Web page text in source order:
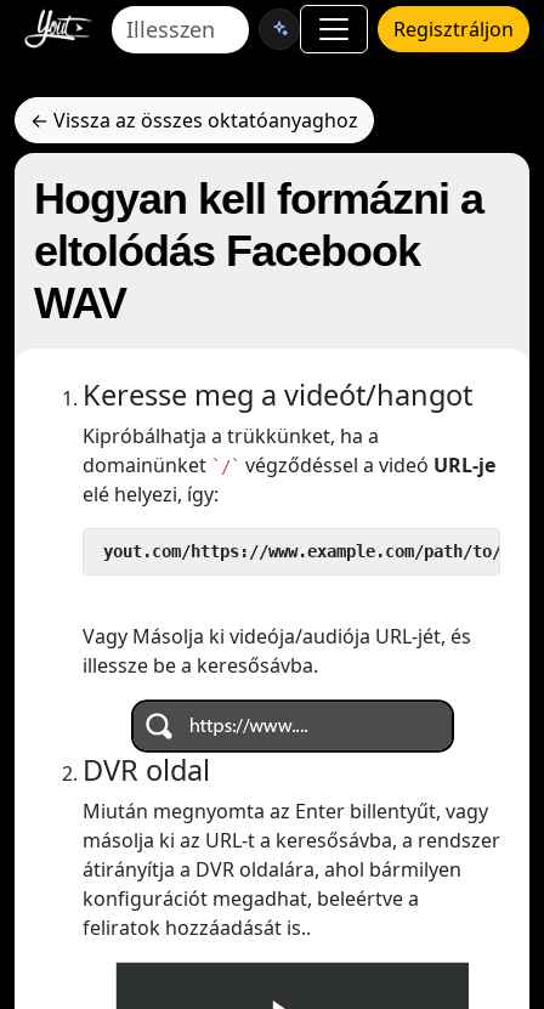
Regisztráljon
← Vissza az összes oktatóanyaghoz
Hogyan kell formázni a
eltolódás Facebook
WAV
Keresse meg a videót/hangot
Kipróbálhatja a trükkünket, ha a
domainünket `/` végződéssel a videó URL-je
elé helyezi, így:
yout.com/https://www.example.com/path/to/
Vagy Másolja ki videója/audiója URL-jét, és
illessze be a keresősávba.
DVR oldal
Miután megnyomta az Enter billentyűt, vagy
másolja ki az URL-t a keresősávba, a rendszer
átirányítja a DVR oldalára, ahol bármilyen
konfigurációt megadhat, beleértve a
feliratok hozzáadását is..